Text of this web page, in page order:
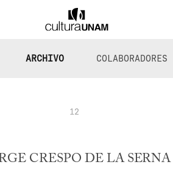
ARCHIVO COLABORADORES
12
CRESPO DE LA SERNA